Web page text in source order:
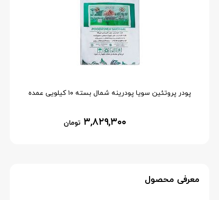
پودر پروتئین سویا پودرینه شمال بسته ۱۰ کیلویی عمده
۳,۸۲۹,۳۰۰ تومان
معرفی محصول